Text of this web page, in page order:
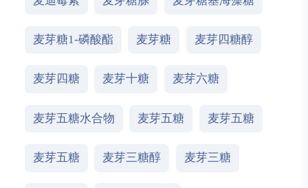
麦芽糖1-磷酸酯 麦芽糖 麦芽四糖醇
麦芽四糖 麦芽十糖 麦芽六糖
麦芽五糖水合物 麦芽五糖 麦芽五糖
麦芽五糖 麦芽三糖醇 麦芽三糖